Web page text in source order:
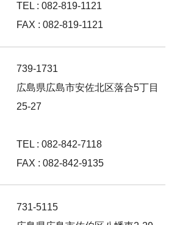
TEL : 082-819-1121
FAX : 082-819-1121
739-1731
広島県広島市安佐北区落合5丁目
25-27
TEL : 082-842-7118
FAX : 082-842-9135
731-5115